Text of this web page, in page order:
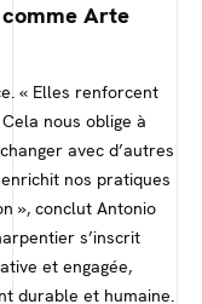
Arte
« Elles renforcent
nous oblige à
avec d’autres
nos pratiques
», conclut Antonio
s’inscrit
et engagée,
durable et humaine.